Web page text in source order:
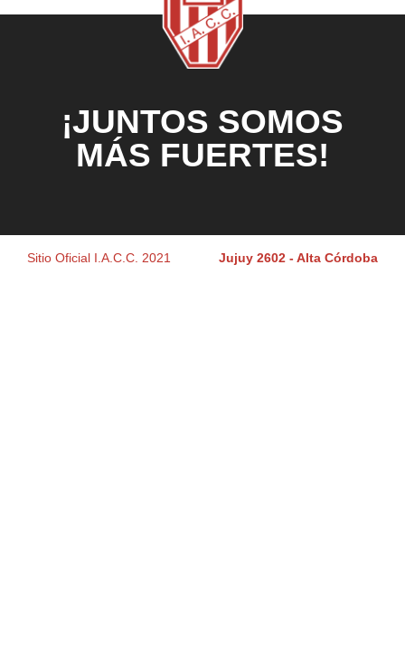
¡JUNTOS SOMOS
MÁS FUERTES!
Sitio Oficial I.A.C.C. 2021 Jujuy 2602 - Alta Córdoba